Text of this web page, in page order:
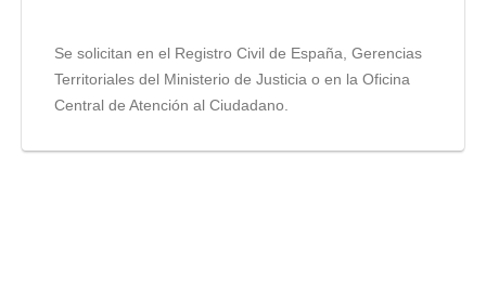
Se solicitan en el Registro Civil de España, Gerencias
Territoriales del Ministerio de Justicia o en la Oficina
Central de Atención al Ciudadano.